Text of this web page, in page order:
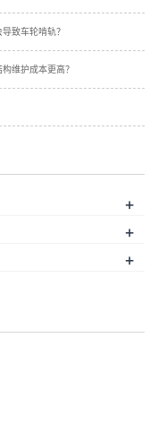
致车轮啃轨？
维护成本更高？
+
+
+